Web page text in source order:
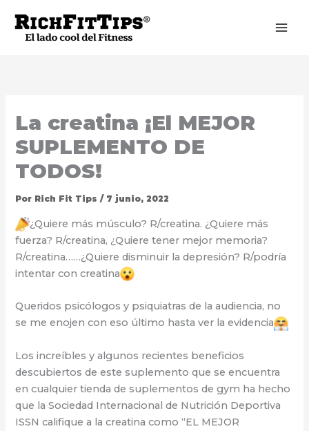
contenido
La creatina ¡El MEJOR
SUPLEMENTO DE
TODOS!
Por Rich Fit Tips/ 7 junio, 2022
¿Quiere más músculo? R/creatina. ¿Quiere más
fuerza? R/creatina, ¿Quiere tener mejor memoria?
R/creatina……¿Quiere disminuir la depresión? R/podría
intentar con creatina
Queridos psicólogos y psiquiatras de la audiencia, no
se me enojen con eso último hasta ver la evidencia
Los increíbles y algunos recientes beneficios
descubiertos de este suplemento que se encuentra
en cualquier tienda de suplementos de gym ha hecho
que la Sociedad Internacional de Nutrición Deportiva
ISSN califique a la creatina como “EL MEJOR